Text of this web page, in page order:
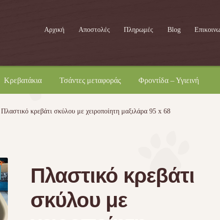
Αρχική Αποστολές Πληρωμές Blog
Κρεβατάκια Τσάντες μεταφοράς Φροντίδα – Υγιεινή
Πλαστικό κρεβάτι σκύλου με χειροποίητη μαξιλάρα 95 x 68
Πλαστικό κρεβάτι
σκύλου με